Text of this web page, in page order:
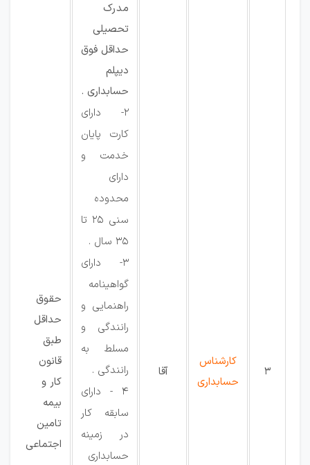
3
کارشناس
حسابداری
آقا
مدرک
تحصیلی
حداقل فوق
دیپلم
حسابداری .
2- دارای
کارت پایان
خدمت و
دارای
محدوده
سنی 25 تا
35 سال .
3- دارای
گواهینامه
راهنمایی و
رانندگی و
مسلط به
رانندگی .
4 - دارای
سابقه کار
در زمینه
حسابداری
حقوق
حداقل
طبق
قانون
کار و
بیمه
تامین
اجتماعی